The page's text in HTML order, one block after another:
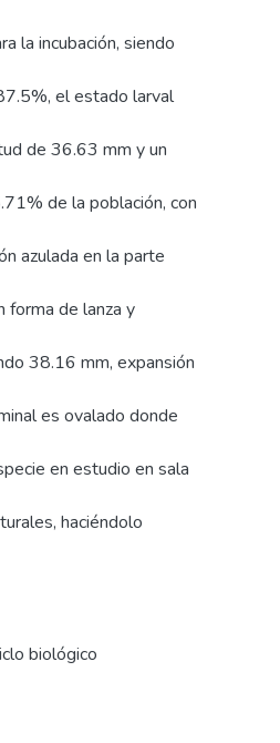
la incubación, siendo
el estado larval
de 36.63 mm y un
de la población, con
azulada en la parte
forma de lanza y
38.16 mm, expansión
es ovalado donde
en estudio en sala
haciéndolo
biológico